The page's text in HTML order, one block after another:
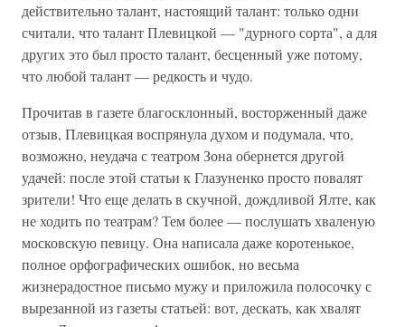
действительно талант, настоящий талант: только одни
считали, что талант Плевицкой — "дурного сорта", а для
других это был просто талант, бесценный уже потому,
что любой талант — редкость и чудо.
Прочитав в газете благосклонный, восторженный даже
отзыв, Плевицкая воспрянула духом и подумала, что,
возможно, неудача с театром Зона обернется другой
удачей: после этой статьи к Глазуненко просто повалят
зрители! Что еще делать в скучной, дождливой Ялте, как
не ходить по театрам? Тем более — послушать хваленую
московскую певицу. Она написала даже коротенькое,
полное орфографических ошибок, но весьма
жизнерадостное письмо мужу и приложила полосочку с
вырезанной из газеты статьей: вот, дескать, как хвалят